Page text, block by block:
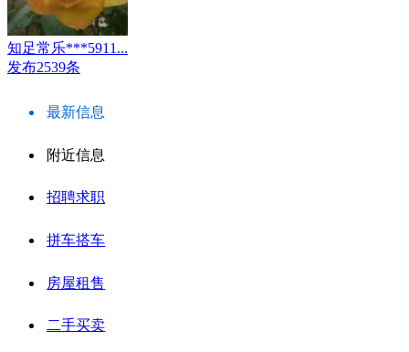
知足常乐***5911...
发布2539条
最新信息
附近信息
招聘求职
拼车搭车
房屋租售
二手买卖